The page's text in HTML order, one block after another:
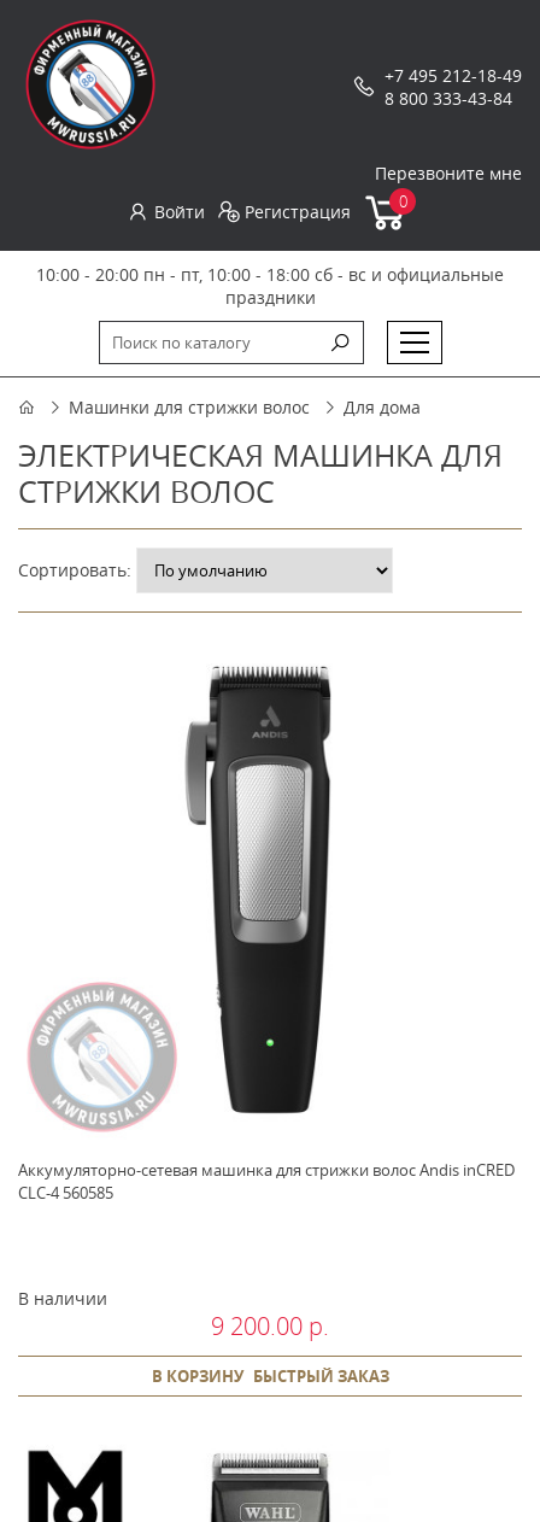
+7 495 212-18-49
8 800 333-43-84
Перезвоните мне
Войти
Регистрация 0
10:00 - 20:00 пн - пт, 10:00 - 18:00 сб - вс и официальные
праздники
Машинки для стрижки волос Для дома
ЭЛЕКТРИЧЕСКАЯ МАШИНКА ДЛЯ
СТРИЖКИ ВОЛОС
Сортировать:
Аккумуляторно-сетевая машинка для стрижки волос Andis inCRED
CLC-4 560585
В наличии
9 200.00 р.
В КОРЗИНУ БЫСТРЫЙ ЗАКАЗ